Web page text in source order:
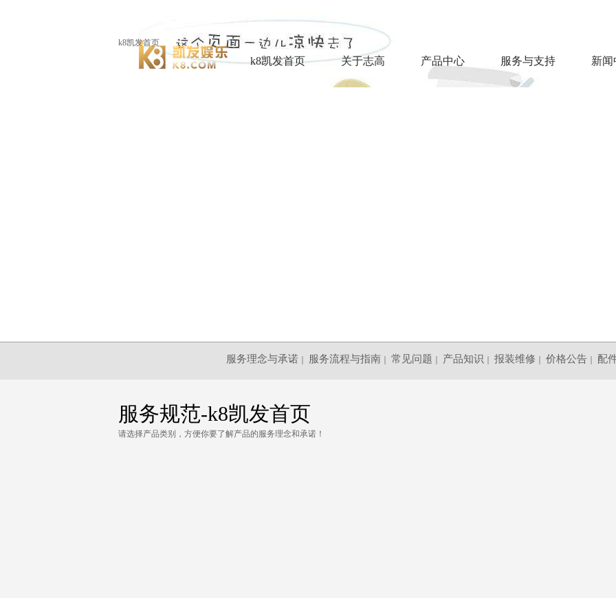
k8凯发首页
k8凯发首页 关于志高 产品中心 服务与支持 新闻
服务理念与承诺｜ 服务流程与指南 常见问题 产品知识 报装维修 价格公告｜ 配
服务规范-k8凯发首页
请选择产品类别，方便你要了解产品的服务理念和承诺！